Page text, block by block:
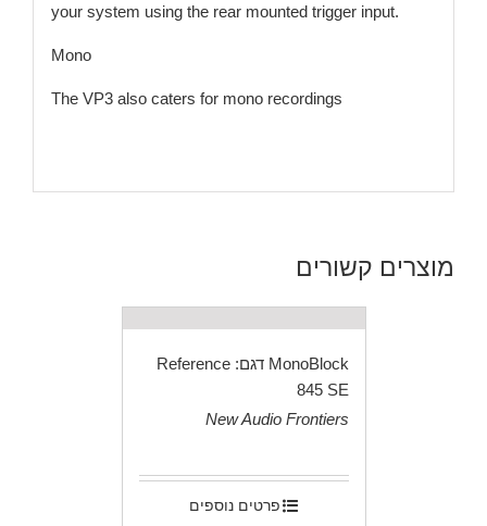
your system using the rear mounted trigger input.
Mono
The VP3 also caters for mono recordings
מוצרים קשורים
MonoBlock דגם: Reference
845 SE
New Audio Frontiers
פרטים נוספים